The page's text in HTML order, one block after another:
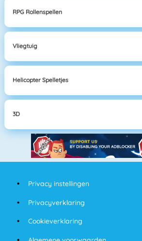
RPG Rollenspellen
Vliegtuig
Helicopter Spelletjes
3D
Privacy instellingen
Privacyverklaring
Cookieverklaring